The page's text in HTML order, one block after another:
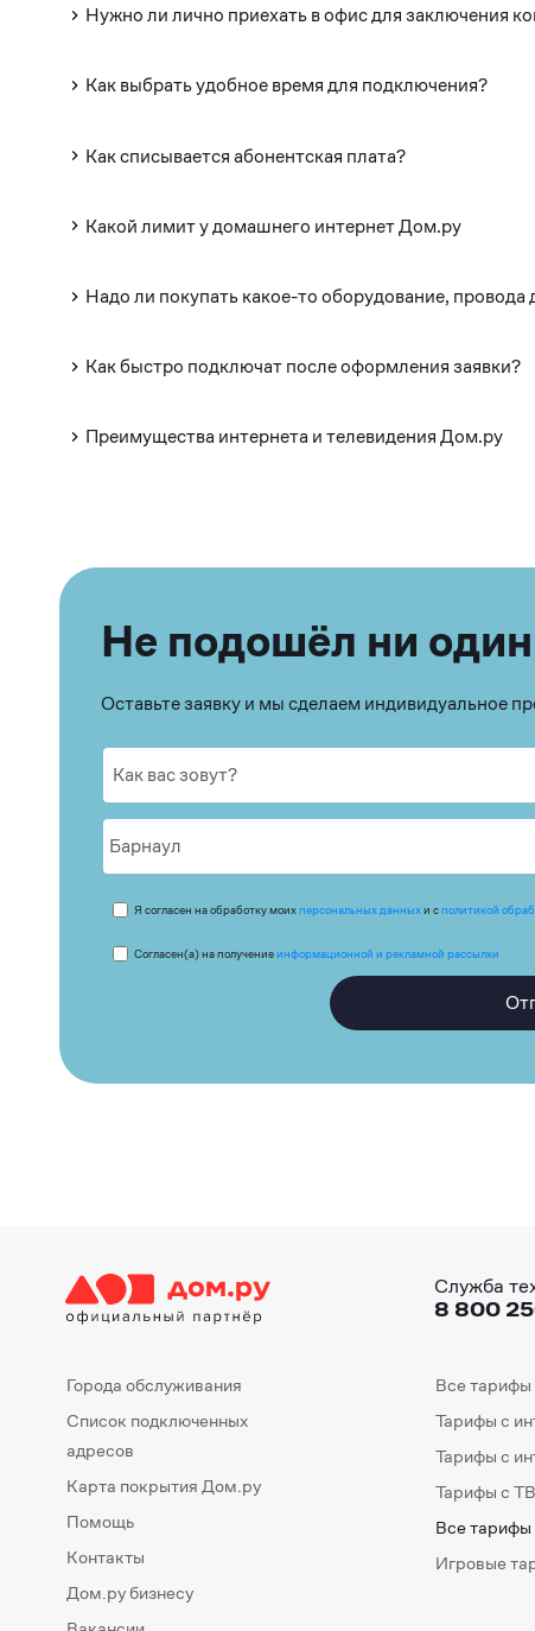
Нужно ли лично приехать в офис для заключения
Как выбрать удобное время для подключения?
Как списывается абонентская плата?
Какой лимит у домашнего интернет Дом.ру
Надо ли покупать какое-то оборудование,
Как быстро подключат после оформления заявки?
Преимущества интернета и телевидения Дом.ру
Не подошёл ни
Оставьте заявку и мы сделаем индивидуальное
Я согласен на обработку моихперсональных данныхи сполитикой
Согласен(а) на получениеинформационной и рекламной рассылки
Служба
8 800
Города обслуживания
Список подключенных
адресов
Карта покрытия Дом.ру
Помощь
Контакты
Дом.ру бизнесу
Все тарифы
Тарифы с
Тарифы с
Тарифы с ТВ
Все тарифы
Игровые